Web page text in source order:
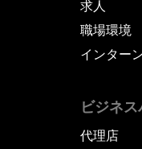
求人
職場環境
インター
ビジネ
代理店